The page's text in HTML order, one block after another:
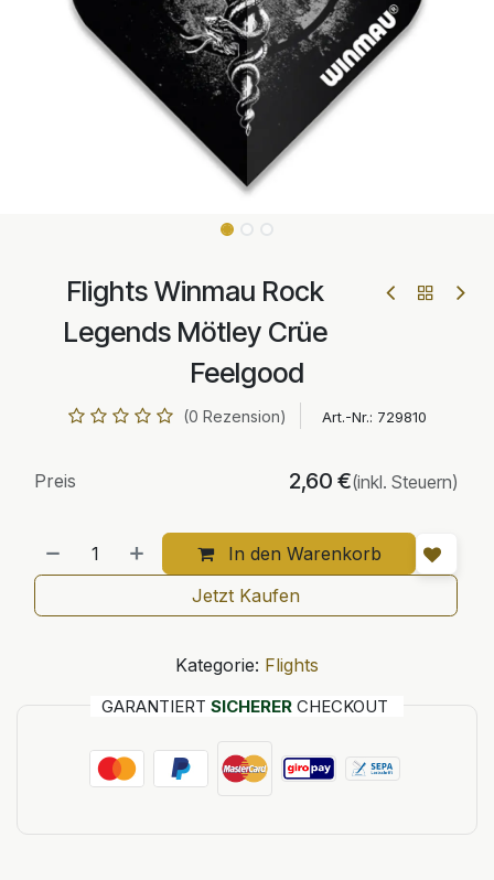
Flights Winmau Rock
Legends Mötley Crüe
Feelgood
(0 Rezension) Art.-Nr.: 729810
In den Warenkorb
Preis 2,60 €(inkl. Steuern)
Jetzt Kaufen
Kategorie: Flights
GARANTIERT SICHERER CHECKOUT